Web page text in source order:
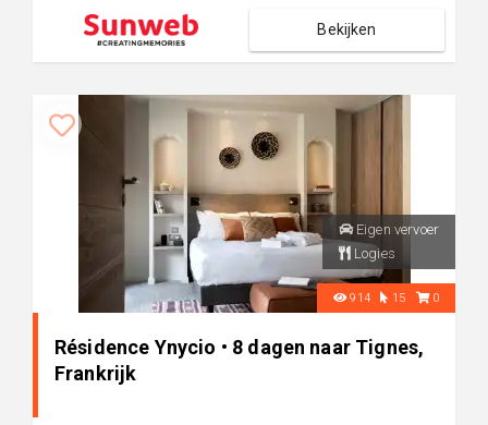
Bekijken
Eigen vervoer
Logies
914 15 0
Résidence Ynycio • 8 dagen naar Tignes,
Frankrijk